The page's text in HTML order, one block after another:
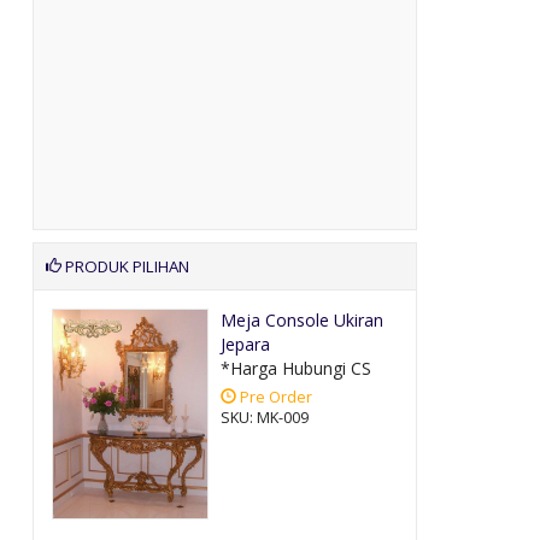
PRODUK PILIHAN
Meja Console Ukiran
Jepara
*Harga Hubungi CS
Pre Order
SKU: MK-009